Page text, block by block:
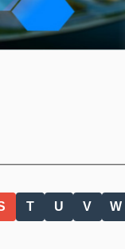
T U V W